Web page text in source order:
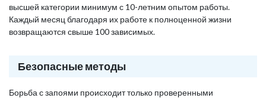
высшей категории минимум с 10-летним опытом работы.
Каждый месяц благодаря их работе к полноценной жизни
возвращаются свыше 100 зависимых.
Безопасные методы
Борьба с запоями происходит только проверенными